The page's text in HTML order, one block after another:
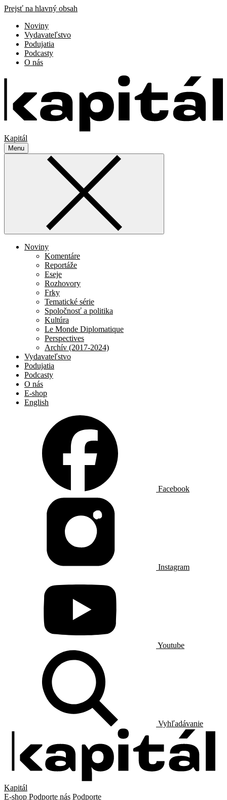
Prejsť na hlavný obsah
Noviny
Vydavateľstvo
Podujatia
Podcasty
O nás
Kapitál
Menu
Noviny
Komentáre
Reportáže
Eseje
Rozhovory
Frky
Tematické série
Spoločnosť a politika
Kultúra
Le Monde Diplomatique
Perspectives
Archív (2017-2024)
Vydavateľstvo
Podujatia
Podcasty
O nás
E-shop
English
Facebook
Instagram
Youtube
Vyhľadávanie
Kapitál
E-shop Podporte nás Podporte